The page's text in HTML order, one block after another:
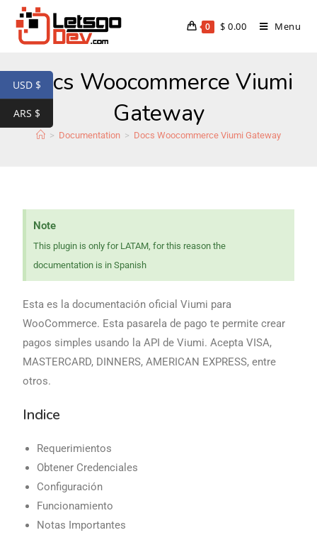
0 $ 0.00 Menu
Docs Woocommerce Viumi
Gateway
> Documentation > Docs Woocommerce Viumi Gateway
Note
This plugin is only for LATAM, for this reason the
documentation is in Spanish
Esta es la documentación oficial Viumi para
WooCommerce. Esta pasarela de pago te permite crear
pagos simples usando la API de Viumi. Acepta VISA,
MASTERCARD, DINNERS, AMERICAN EXPRESS, entre
otros.
Indice
Requerimientos
Obtener Credenciales
Configuración
Funcionamiento
Notas Importantes
USD $
ARS $